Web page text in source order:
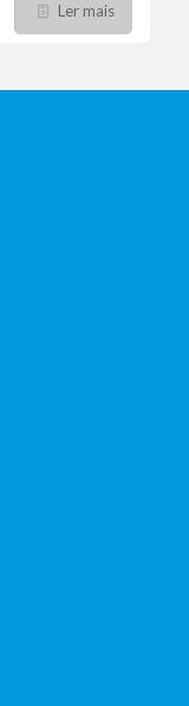
Ler mais